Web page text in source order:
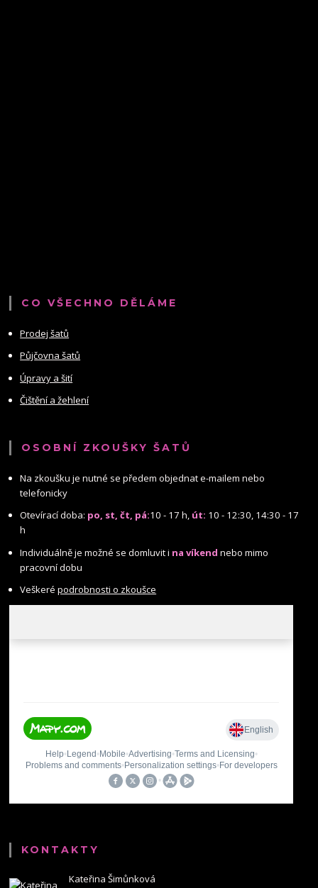
CO VŠECHNO DĚLÁME
Prodej šatů
Půjčovna šatů
Úpravy a šití
Čištění a žehlení
OSOBNÍ ZKOUŠKY ŠATŮ
Na zkoušku je nutné se předem objednat e-mailem nebo
telefonicky
Otevírací doba: po, st, čt, pá:10 - 17 h, út: 10 - 12:30, 14:30 - 17
h
Individuálně je možné se domluvit i na víkend nebo mimo
pracovní dobu
Veškerépodrobnosti o zkoušce
KONTAKTY
Kateřina Šimůnková